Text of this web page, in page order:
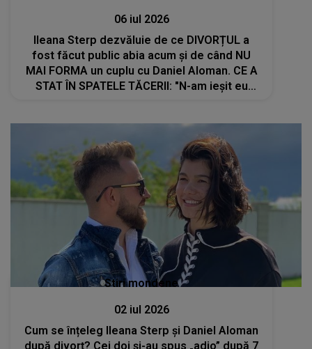
06 iul 2026
Ileana Sterp dezvăluie de ce DIVORȚUL a
fost făcut public abia acum și de când NU
MAI FORMA un cuplu cu Daniel Aloman. CE A
STAT ÎN SPATELE TĂCERII: "N-am ieșit eu
Stiri mondene
02 iul 2026
Cum se înțeleg Ileana Sterp și Daniel Aloman
după divorț? Cei doi și-au spus „adio” după 7